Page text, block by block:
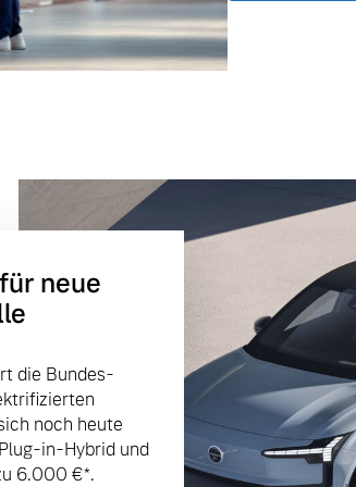
neue
die Bundes-
noch heute
in-Hybrid und
6.000 €⁠*.